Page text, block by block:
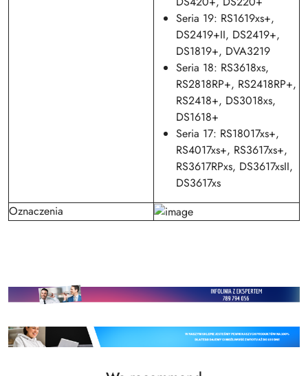
Seria 19: RS1619xs+,
DS2419+II, DS2419+,
DS1819+, DVA3219
Seria 18: RS3618xs,
RS2818RP+, RS2418RP+,
RS2418+, DS3018xs,
DS1618+
Seria 17: RS18017xs+,
RS4017xs+, RS3617xs+,
RS3617RPxs, DS3617xsII,
DS3617xs
Oznaczenia